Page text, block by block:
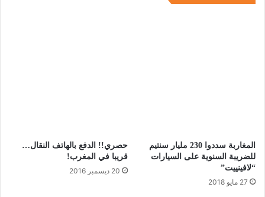
المغاربة سددوا 230 مليار سنتيم
للضريبة السنوية على السيارات
“لافينييت”
27 مايو 2018
حصري!! الدفع بالهاتف النقال…
قريبا في المغرب!
20 ديسمبر 2016